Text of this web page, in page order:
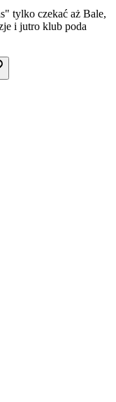
tylko czekać aż Bale,
i jutro klub poda